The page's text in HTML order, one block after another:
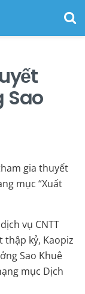
Sao
gia thuyết
mục “Xuất
vụ CNTT
kỷ, Kaopiz
Sao Khuê
mục Dịch